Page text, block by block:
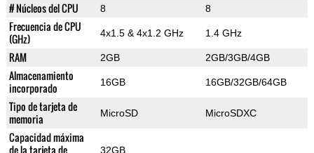
# Núcleos del CPU 8 8
Frecuencia de CPU
(GHz)
4x1.5 & 4x1.2 GHz 1.4 GHz
RAM 2GB 2GB/3GB/4GB
Almacenamiento
incorporado
16GB 16GB/32GB/64GB
Tipo de tarjeta de
memoria
MicroSD MicroSDXC
Capacidad máxima
de la tarjeta de
32GB